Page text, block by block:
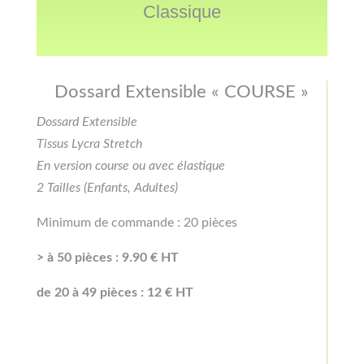
Classique
Dossard Extensible « COURSE »
Dossard Extensible
Tissus Lycra Stretch
En version course ou avec élastique
2 Tailles (Enfants, Adultes)
Minimum de commande : 20 pièces
> à 50 pièces : 9.90 € HT
de 20 à 49 pièces : 12 € HT